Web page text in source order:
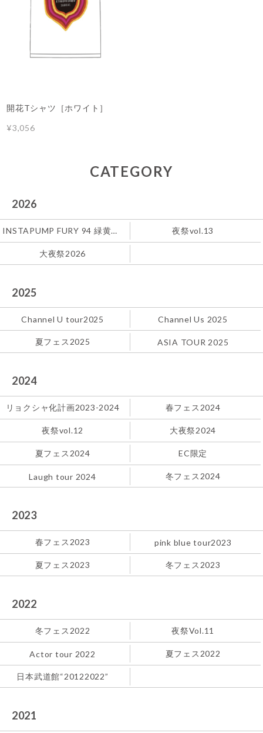
開花Tシャツ［ホワイト］
¥3,056
CATEGORY
2026
夜祭vol.13
大夜祭2026
2025
Channel U tour2025 Channel Us 2025
夏フェス2025 ASIA TOUR 2025
2024
リョクシャ化計画2023-2024 春フェス2024
夜祭vol.12 大夜祭2024
夏フェス2024 EC限定
Laugh tour 2024 冬フェス2024
2023
春フェス2023 pink blue tour2023
夏フェス2023 冬フェス2023
2022
冬フェス2022 夜祭Vol.11
Actor tour 2022 夏フェス2022
日本武道館“20122022”
2021